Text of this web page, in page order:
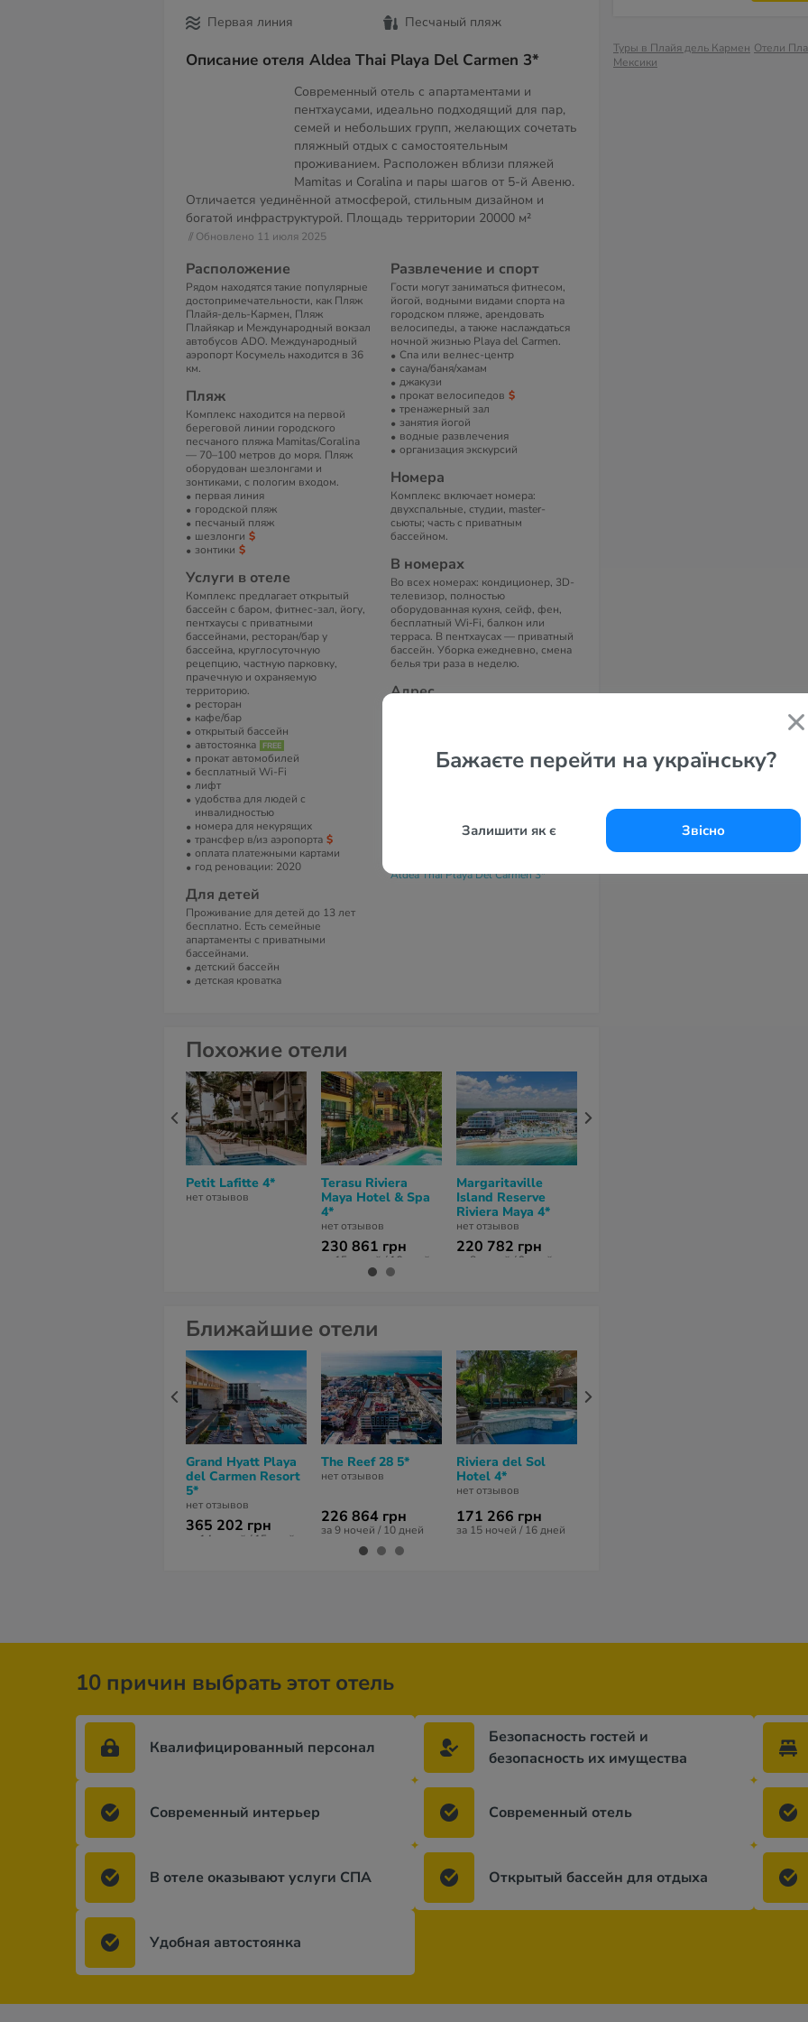
Бажаєте перейти на українську?
Залишити як є Звісно
Первая линия Песчаный пляж
Описание отеля Aldea Thai Playa Del Carmen 3*
Современный отель с апартаментами и
пентхаусами, идеально подходящий для пар,
семей и небольших групп, желающих сочетать
пляжный отдых с самостоятельным
проживанием. Расположен вблизи пляжей
Mamitas и Coralina и пары шагов от 5-й Авеню.
Отличается уединённой атмосферой, стильным дизайном и
богатой инфраструктурой. Площадь территории 20000 м²
// Обновлено 11 июля 2025
Расположение
Рядом находятся такие популярные
достопримечательности, как Пляж
Плайя-дель-Кармен, Пляж
Плайякар и Международный вокзал
автобусов ADO. Международный
аэропорт Косумель находится в 36
км.
Пляж
Комплекс находится на первой
береговой линии городского
песчаного пляжа Mamitas/Coralina
— 70–100 метров до моря. Пляж
оборудован шезлонгами и
зонтиками, с пологим входом.
первая линия
городской пляж
песчаный пляж
шезлонги
зонтики
Услуги в отеле
Комплекс предлагает открытый
бассейн с баром, фитнес-зал, йогу,
пентхаусы с приватными
бассейнами, ресторан/бар у
бассейна, круглосуточную
рецепцию, частную парковку,
прачечную и охраняемую
территорию.
ресторан
кафе/бар
открытый бассейн
автостоянка
прокат автомобилей
бесплатный Wi-Fi
лифт
удобства для людей с
инвалидностью
номера для некурящих
трансфер в/из аэропорта
оплата платежными картами
год реновации: 2020
Для детей
Проживание для детей до 13 лет
бесплатно. Есть семейные
апартаменты с приватными
бассейнами.
детский бассейн
детская кроватка
Развлечение и спорт
Гости могут заниматься фитнесом,
йогой, водными видами спорта на
городском пляже, арендовать
велосипеды, а также наслаждаться
ночной жизнью Playa del Carmen.
Спа или велнес-центр
сауна/баня/хамам
джакузи
прокат велосипедов
тренажерный зал
занятия йогой
водные развлечения
организация экскурсий
Номера
Комплекс включает номера:
двухспальные, студии, master-
сьюты; часть с приватным
бассейном.
В номерах
Во всех номерах: кондиционер, 3D-
телевизор, полностью
оборудованная кухня, сейф, фен,
бесплатный Wi‑Fi, балкон или
терраса. В пентхаусах — приватный
бассейн. Уборка ежедневно, смена
белья три раза в неделю.
Адрес
Телефоны
aldeathai@administración.com
Aldea Thai Playa Del Carmen 3*
Туры в Плайя дель Кармен Отели
Мексики
Похожие отели
Petit Lafitte 4*
нет отзывов
Terasu Riviera
Maya Hotel & Spa
4*
нет отзывов
230 861 грн
за 15 ночей / 16 дней
Margaritaville
Island Reserve
Riviera Maya 4*
нет отзывов
220 782 грн
за 8 ночей / 9 дней
Ближайшие отели
Grand Hyatt Playa
del Carmen Resort
5*
нет отзывов
365 202 грн
за 14 ночей / 15 дней
The Reef 28 5*
нет отзывов
226 864 грн
за 9 ночей / 10 дней
Riviera del Sol
Hotel 4*
нет отзывов
171 266 грн
за 15 ночей / 16 дней
10 причин выбрать этот отель
Квалифицированный персонал
Безопасность гостей и
безопасность их имущества
Современный интерьер Современный отель
В отеле оказывают услуги СПА Открытый бассейн для отдыха
Удобная автостоянка